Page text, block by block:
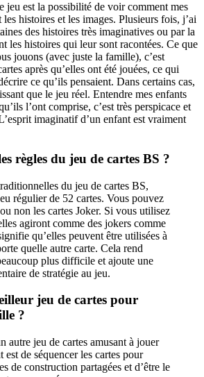
jeu est la possibilité de voir comment mes
histoires et les images. Plusieurs fois, j’ai
des histoires très imaginatives ou par la
les histoires qui leur sont racontées. Ce que
jouons (avec juste la famille), c’est
après qu’elles ont été jouées, ce qui
ce qu’ils pensaient. Dans certains cas,
que le jeu réel. Entendre mes enfants
l’ont comprise, c’est très perspicace et
imaginatif d’un enfant est vraiment
règles du jeu de cartes BS ?
du jeu de cartes BS,
régulier de 52 cartes. Vous pouvez
non les cartes Joker. Si vous utilisez
agiront comme des jokers comme
qu’elles peuvent être utilisées à
quelle autre carte. Cela rend
plus difficile et ajoute une
de stratégie au jeu.
jeu de cartes pour
?
autre jeu de cartes amusant à jouer
de séquencer les cartes pour
de construction partagées et d’être le